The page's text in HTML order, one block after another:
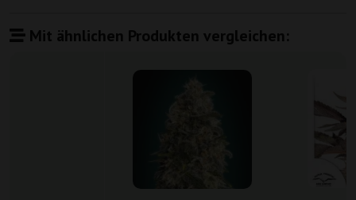
Mit ähnlichen Produkten vergleichen: